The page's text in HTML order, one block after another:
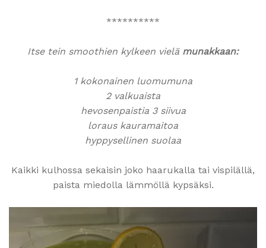
**********
Itse tein smoothien kylkeen vielä munakkaan:
1 kokonainen luomumuna
2 valkuaista
hevosenpaistia 3 siivua
loraus kauramaitoa
hyppysellinen suolaa
Kaikki kulhossa sekaisin joko haarukalla tai vispilällä,
paista miedolla lämmöllä kypsäksi.